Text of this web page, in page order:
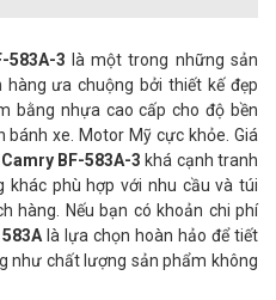
583A-3 là một trong những sản
ưa chuộng bởi thiết kế đẹp
bằng nhựa cao cấp cho độ bền
xe. Motor Mỹ cực khỏe. Giá
BF-583A-3 khá cạnh tranh
khác phù hợp với nhu cầu và túi
hàng. Nếu bạn có khoản chi phí
là lựa chọn hoàn hảo để tiết
như chất lượng sản phẩm không